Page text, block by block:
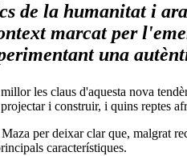
de la humanitat i
marcat per
una
les claus d'aquesta nova
i construir, i quins reptes
per deixar clar que, malgrat
característiques.